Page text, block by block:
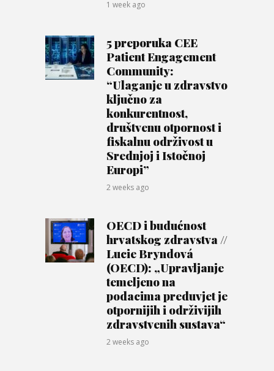
1 week ago
5 preporuka CEE
Patient Engagement
Community:
“Ulaganje u zdravstvo
ključno za
konkurentnost,
društvenu otpornost i
fiskalnu održivost u
Srednjoj i Istočnoj
Europi”
2 weeks ago
OECD i budućnost
hrvatskog zdravstva //
Lucie Bryndová
(OECD): „Upravljanje
temeljeno na
podacima preduvjet je
otpornijih i održivijih
zdravstvenih sustava“
2 weeks ago